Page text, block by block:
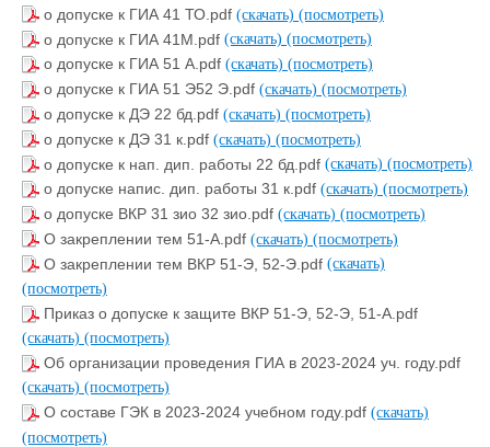
о допуске к ГИА 41 ТО.pdf (скачать) (посмотреть)
о допуске к ГИА 41М.pdf (скачать) (посмотреть)
о допуске к ГИА 51 А.pdf (скачать) (посмотреть)
о допуске к ГИА 51 Э52 Э.pdf (скачать) (посмотреть)
о допуске к ДЭ 22 бд.pdf (скачать) (посмотреть)
о допуске к ДЭ 31 к.pdf (скачать) (посмотреть)
о допуске к нап. дип. работы 22 бд.pdf (скачать) (посмотреть)
о допуске напис. дип. работы 31 к.pdf (скачать) (посмотреть)
о допуске ВКР 31 зио 32 зио.pdf (скачать) (посмотреть)
О закреплении тем 51-А.pdf (скачать) (посмотреть)
О закреплении тем ВКР 51-Э, 52-Э.pdf (скачать)
(посмотреть)
Приказ о допуске к защите ВКР 51-Э, 52-Э, 51-А.pdf
(скачать) (посмотреть)
Об организации проведения ГИА в 2023-2024 уч. году.pdf
(скачать) (посмотреть)
О составе ГЭК в 2023-2024 учебном году.pdf (скачать)
(посмотреть)